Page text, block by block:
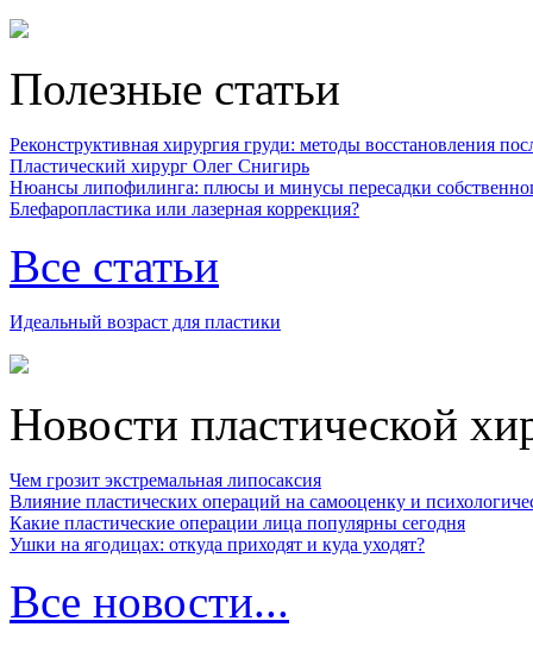
Полезные статьи
Реконструктивная хирургия груди: методы восстановления
Пластический хирург Олег Снигирь
Нюансы липофилинга: плюсы и минусы пересадки
Блефаропластика или лазерная коррекция?
Все статьи
Идеальный возраст для пластики
Новости пластической
Чем грозит экстремальная липосаксия
Влияние пластических операций на самооценку и
Какие пластические операции лица популярны сегодня
Ушки на ягодицах: откуда приходят и куда уходят?
Все новости...